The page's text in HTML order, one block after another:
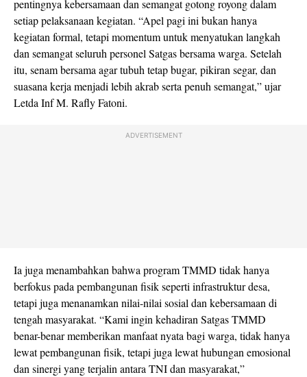
pentingnya kebersamaan dan semangat gotong royong dalam
setiap pelaksanaan kegiatan. “Apel pagi ini bukan hanya
kegiatan formal, tetapi momentum untuk menyatukan langkah
dan semangat seluruh personel Satgas bersama warga. Setelah
itu, senam bersama agar tubuh tetap bugar, pikiran segar, dan
suasana kerja menjadi lebih akrab serta penuh semangat,” ujar
Letda Inf M. Rafly Fatoni.
ADVERTISEMENT
Ia juga menambahkan bahwa program TMMD tidak hanya
berfokus pada pembangunan fisik seperti infrastruktur desa,
tetapi juga menanamkan nilai-nilai sosial dan kebersamaan di
tengah masyarakat. “Kami ingin kehadiran Satgas TMMD
benar-benar memberikan manfaat nyata bagi warga, tidak hanya
lewat pembangunan fisik, tetapi juga lewat hubungan emosional
dan sinergi yang terjalin antara TNI dan masyarakat,”